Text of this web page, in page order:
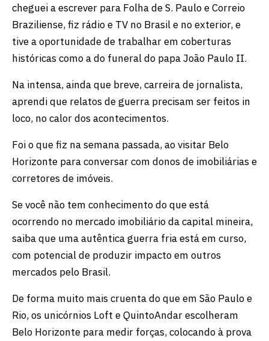
cheguei a escrever para Folha de S. Paulo e Correio
Braziliense, fiz rádio e TV no Brasil e no exterior, e
tive a oportunidade de trabalhar em coberturas
históricas como a do funeral do papa João Paulo II.
Na intensa, ainda que breve, carreira de jornalista,
aprendi que relatos de guerra precisam ser feitos in
loco, no calor dos acontecimentos.
Foi o que fiz na semana passada, ao visitar Belo
Horizonte para conversar com donos de imobiliárias e
corretores de imóveis.
Se você não tem conhecimento do que está
ocorrendo no mercado imobiliário da capital mineira,
saiba que uma autêntica guerra fria está em curso,
com potencial de produzir impacto em outros
mercados pelo Brasil.
De forma muito mais cruenta do que em São Paulo e
Rio, os unicórnios Loft e QuintoAndar escolheram
Belo Horizonte para medir forças, colocando à prova